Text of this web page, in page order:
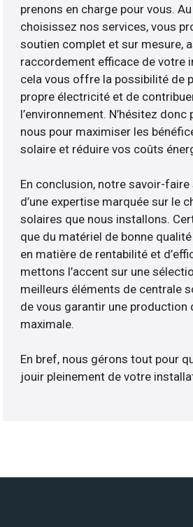
prenons en charge pour vous.
choisissez nos services, vous
soutien complet et sur mesure,
raccordement efficace de votre
cela vous offre la possibilité de
propre électricité et de
l’environnement. N’hésitez
nous pour maximiser les
solaire et réduire vos coûts
En conclusion, notre savoir-faire
d’une expertise marquée sur le
solaires que nous installons.
que du matériel de bonne
en matière de rentabilité et
mettons l’accent sur une
meilleurs éléments de centrale
de vous garantir une production
maximale.
En bref, nous gérons tout pour
jouir pleinement de votre